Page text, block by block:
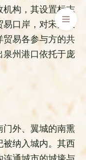
机构，其设置标志
易口岸，对宋元泉
贸易各参与方的共
泉州港口依托于庞
门外、翼城的南熏
被纳入城内。其西